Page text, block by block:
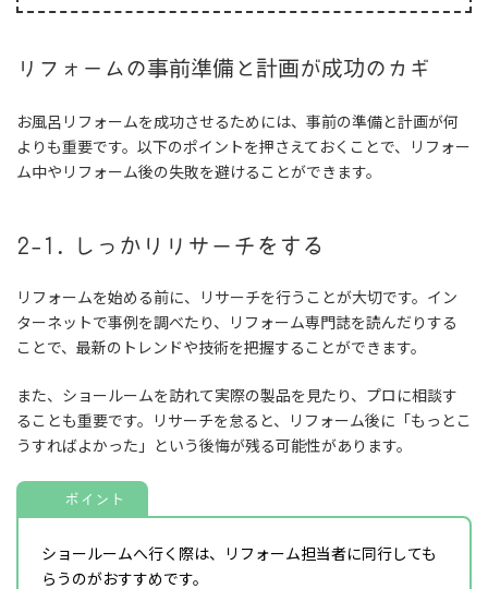
リフォームの事前準備と計画が成功のカギ
お風呂リフォームを成功させるためには、事前の準備と計画が何
よりも重要です。以下のポイントを押さえておくことで、リフォー
ム中やリフォーム後の失敗を避けることができます。
2-1. しっかりリサーチをする
リフォームを始める前に、リサーチを行うことが大切です。イン
ターネットで事例を調べたり、リフォーム専門誌を読んだりする
ことで、最新のトレンドや技術を把握することができます。
また、ショールームを訪れて実際の製品を見たり、プロに相談す
ることも重要です。リサーチを怠ると、リフォーム後に「もっとこ
うすればよかった」という後悔が残る可能性があります。
ポイント
ショールームへ行く際は、リフォーム担当者に同行しても
らうのがおすすめです。